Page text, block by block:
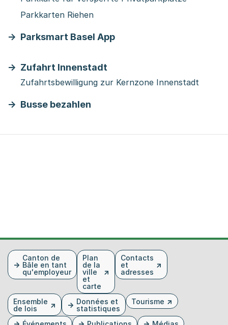
Parkkarten Riehen
Parksmart Basel App
Zufahrt Innenstadt
Zufahrtsbewilligung zur Kernzone Innenstadt
Busse bezahlen
FusszeileCanton de
Bâle en tant
qu'employeur
Plan
de la
ville
et
carte
Contacts
et
adresses
Ensemble
de lois
Données et
statistiques
Tourisme